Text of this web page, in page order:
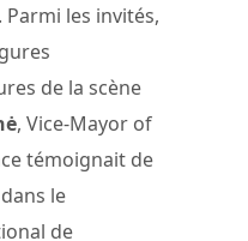
les invités,
de la scène
, Vice-Mayor of
témoignait de
le
de